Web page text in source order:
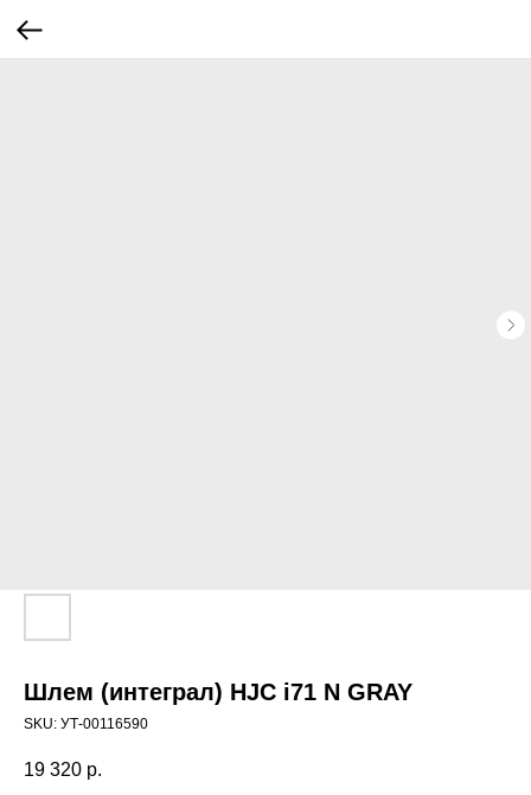
Шлем (интеграл) HJC i71 N GRAY
SKU: УТ-00116590
19 320 р.